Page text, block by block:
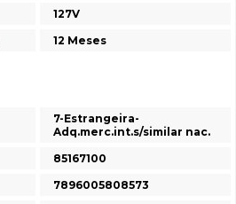
127V
12 Meses
7-Estrangeira-
Adq.merc.int.s/similar nac.
85167100
7896005808573